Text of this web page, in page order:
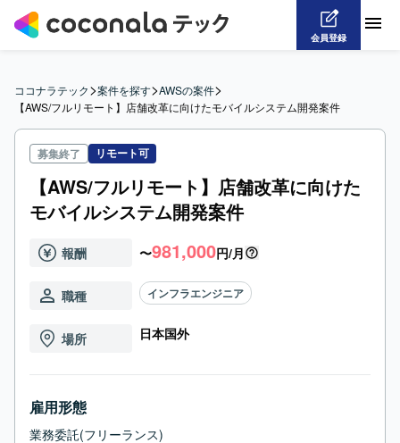
会員登録
ココナラテック>案件を探す>AWSの案件>
【AWS/フルリモート】店舗改革に向けたモバイルシステム開発案件
募集終了 リモート可
【AWS/フルリモート】店舗改革に向けた
モバイルシステム開発案件
報酬 〜981,000円/月
職種 インフラエンジニア
場所 日本国外
雇用形態
業務委託(フリーランス)